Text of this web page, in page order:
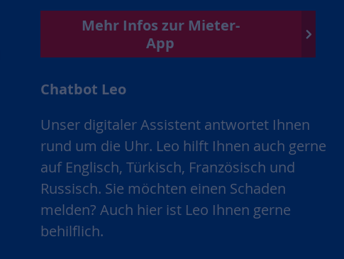
Mehr Infos zur Mieter-
App
Chatbot Leo
Unser digitaler Assistent antwortet Ihnen
rund um die Uhr. Leo hilft Ihnen auch gerne
auf Englisch, Türkisch, Französisch und
Russisch. Sie möchten einen Schaden
melden? Auch hier ist Leo Ihnen gerne
behilflich.